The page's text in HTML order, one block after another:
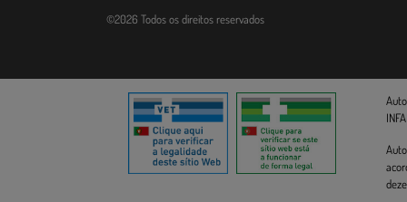
©2026 Todos os direitos reservados